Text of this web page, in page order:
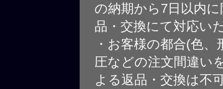
の納期から7日以内
品・交換にて対応い
・お客様の都合(色、
圧などの注文間違い
よる返品・交換は不